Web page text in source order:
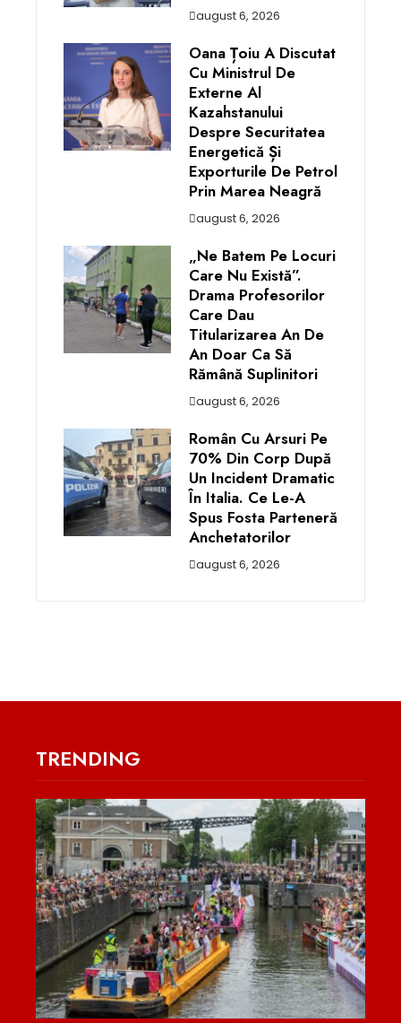
august 6, 2026
Oana Țoiu A Discutat
Cu Ministrul De
Externe Al
Kazahstanului
Despre Securitatea
Energetică Și
Exporturile De Petrol
Prin Marea Neagră
august 6, 2026
„Ne Batem Pe Locuri
Care Nu Există”.
Drama Profesorilor
Care Dau
Titularizarea An De
An Doar Ca Să
Rămână Suplinitori
august 6, 2026
Român Cu Arsuri Pe
70% Din Corp După
Un Incident Dramatic
În Italia. Ce Le-A
Spus Fosta Parteneră
Anchetatorilor
august 6, 2026
TRENDING